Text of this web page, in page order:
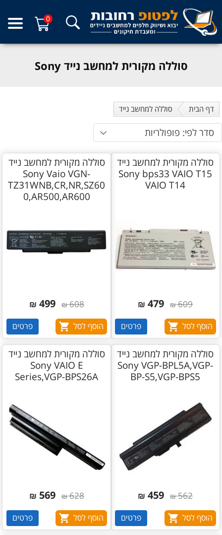
0
סוללה מקורית למחשב נייד Sony
דף הבית סוללה למחשב נייד
סדר לפי: פופולריות
סוללה מקורית למחשב נייד
Sony bps33 VAIO T15
VAIO T14
609
₪
479
₪
הוסף לסל פרטים
סוללה מקורית למחשב נייד
Sony Vaio VGN-
TZ31WNB,CR,NR,SZ60
0,AR500,AR600
608
₪
499
₪
הוסף לסל פרטים
סוללה מקורית למחשב נייד
Sony VGP-BPL5A,VGP-
BP-S5,VGP-BPS5
562
₪
459
₪
הוסף לסל פרטים
סוללה מקורית למחשב נייד
Sony VAIO E
Series,VGP-BPS26A
628
₪
569
₪
הוסף לסל פרטים